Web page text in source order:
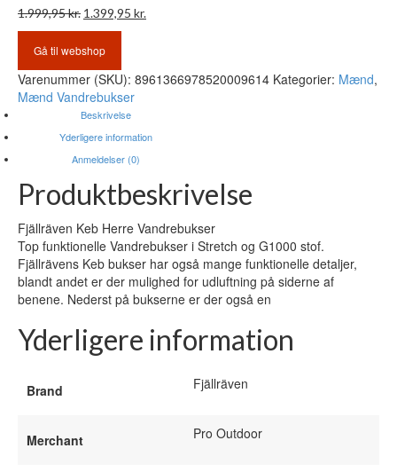
1.999,95kr. Den
oprindelige
pris
1.999,95 kr..
1.399,95 kr.
1.399,95 kr..
Gå til webshop
Varenummer (SKU): 8961366978520009614 Kategorier: Mænd,
Mænd Vandrebukser
Beskrivelse
Yderligere information
Anmeldelser (0)
Produktbeskrivelse
Fjällräven Keb Herre Vandrebukser
Top funktionelle Vandrebukser i Stretch og G1000 stof.
Fjällrävens Keb bukser har også mange funktionelle detaljer,
blandt andet er der mulighed for udluftning på siderne af
benene. Nederst på bukserne er der også en
Yderligere information
Brand Fjällräven
Merchant Pro Outdoor